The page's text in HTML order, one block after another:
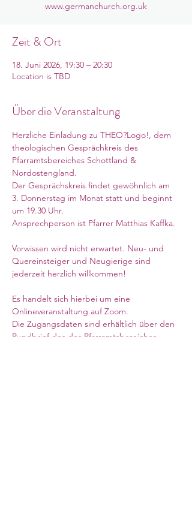
www.germanchurch.org.uk
Zeit & Ort
18. Juni 2026, 19:30 – 20:30
Location is TBD
Über die Veranstaltung
Herzliche Einladung zu THEO?Logo!, dem
theologischen Gesprächkreis des
Pfarramtsbereiches Schottland &
Nordostengland.
Der Gesprächskreis findet gewöhnlich am
3. Donnerstag im Monat statt und beginnt
um 19.30 Uhr.
Ansprechperson ist Pfarrer Matthias Kaffka.
Vorwissen wird nicht erwartet. Neu- und
Quereinsteiger und Neugierige sind
jederzeit herzlich willkommen!
Es handelt sich hierbei um eine
Onlineveranstaltung auf Zoom.
Die Zugangsdaten sind erhältlich über den
Rundbrief des des Pfarramtsbereiches